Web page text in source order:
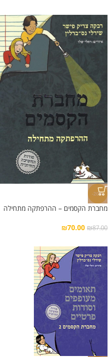
-20%
מחברת הקסמים – ההרפתקה מתחילה
₪87.00
₪70.00